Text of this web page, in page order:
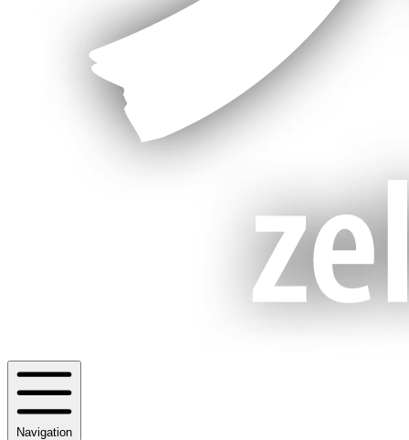
Navigation